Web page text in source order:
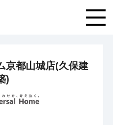
京都山城店(久保建
)